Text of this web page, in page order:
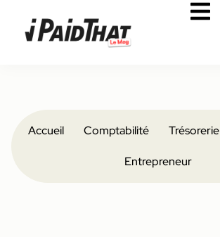
Accueil Comptabilité Trésorerie
Entrepreneur